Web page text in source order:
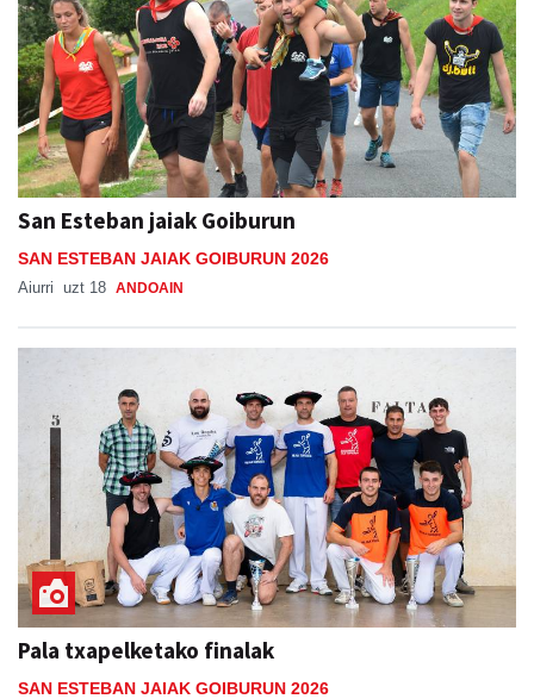
San Esteban jaiak Goiburun
SAN ESTEBAN JAIAK GOIBURUN 2026
Aiurri uzt 18 ANDOAIN
Pala txapelketako finalak
SAN ESTEBAN JAIAK GOIBURUN 2026